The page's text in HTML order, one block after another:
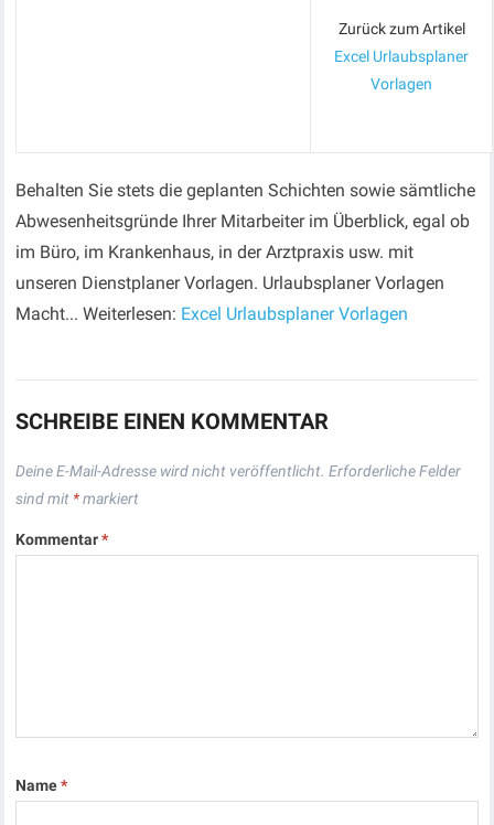
Zurück zum Artikel
Excel Urlaubsplaner
Vorlagen
Behalten Sie stets die geplanten Schichten sowie sämtliche
Abwesenheitsgründe Ihrer Mitarbeiter im Überblick, egal ob
im Büro, im Krankenhaus, in der Arztpraxis usw. mit
unseren Dienstplaner Vorlagen. Urlaubsplaner Vorlagen
Macht... Weiterlesen: Excel Urlaubsplaner Vorlagen
SCHREIBE EINEN KOMMENTAR
Deine E-Mail-Adresse wird nicht veröffentlicht. Erforderliche Felder
sind mit *markiert
Kommentar*
Name*